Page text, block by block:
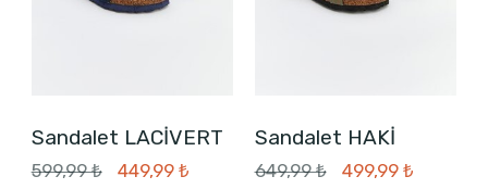
Sandalet LACİVERT
599,99 ₺ 449,99 ₺
Sandalet HAKİ
649,99 ₺ 499,99 ₺